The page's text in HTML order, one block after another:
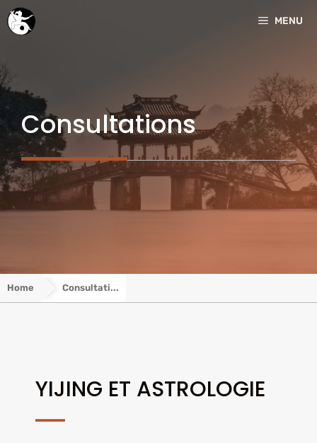
Aller
au
MENU
Consultations
Home Consultati...
YIJING ET ASTROLOGIE